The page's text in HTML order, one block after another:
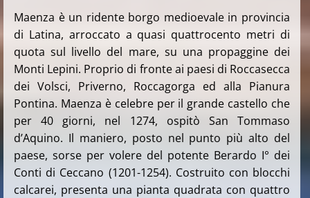
Maenza è un ridente borgo medioevale in provincia
di Latina, arroccato a quasi quattrocento metri di
quota sul livello del mare, su una propaggine dei
Monti Lepini. Proprio di fronte ai paesi di Roccasecca
dei Volsci, Priverno, Roccagorga ed alla Pianura
Pontina. Maenza è celebre per il grande castello che
per 40 giorni, nel 1274, ospitò San Tommaso
d’Aquino. Il maniero, posto nel punto più alto del
paese, sorse per volere del potente Berardo I° dei
Conti di Ceccano (1201-1254). Costruito con blocchi
calcarei, presenta una pianta quadrata con quattro